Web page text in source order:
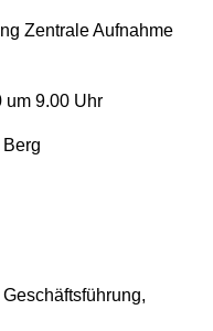
Zentrale Aufnahme
um 9.00 Uhr